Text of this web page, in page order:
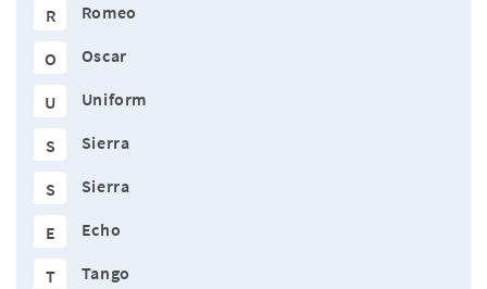
R Romeo
O Oscar
U Uniform
S Sierra
S Sierra
E Echo
T Tango